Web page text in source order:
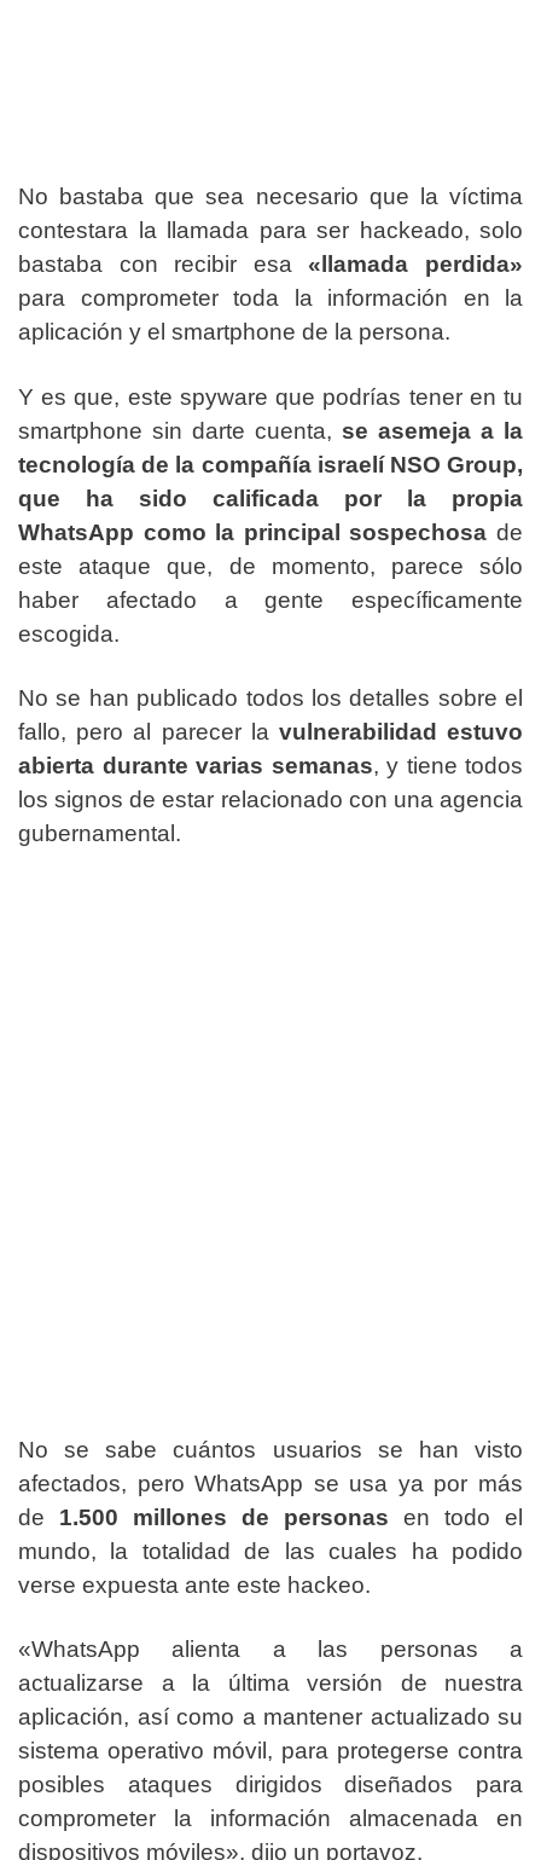
No bastaba que sea necesario que la víctima
contestara la llamada para ser hackeado, solo
bastaba con recibir esa «llamada perdida»
para comprometer toda la información en la
aplicación y el smartphone de la persona.
Y es que, este spyware que podrías tener en tu
smartphone sin darte cuenta, se asemeja a la
tecnología de la compañía israelí NSO Group,
que ha sido calificada por la propia
WhatsApp como la principal sospechosa de
este ataque que, de momento, parece sólo
haber afectado a gente específicamente
escogida.
No se han publicado todos los detalles sobre el
fallo, pero al parecer la vulnerabilidad estuvo
abierta durante varias semanas, y tiene todos
los signos de estar relacionado con una agencia
gubernamental.
No se sabe cuántos usuarios se han visto
afectados, pero WhatsApp se usa ya por más
de 1.500 millones de personas en todo el
mundo, la totalidad de las cuales ha podido
verse expuesta ante este hackeo.
«WhatsApp alienta a las personas a
actualizarse a la última versión de nuestra
aplicación, así como a mantener actualizado su
sistema operativo móvil, para protegerse contra
posibles ataques dirigidos diseñados para
comprometer la información almacenada en
dispositivos móviles», dijo un portavoz.